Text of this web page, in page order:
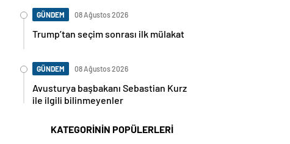
GÜNDEM 08 Ağustos 2026
Trump’tan seçim sonrası ilk mülakat
GÜNDEM 08 Ağustos 2026
Avusturya başbakanı Sebastian Kurz
ile ilgili bilinmeyenler
KATEGORİNİN POPÜLERLERİ